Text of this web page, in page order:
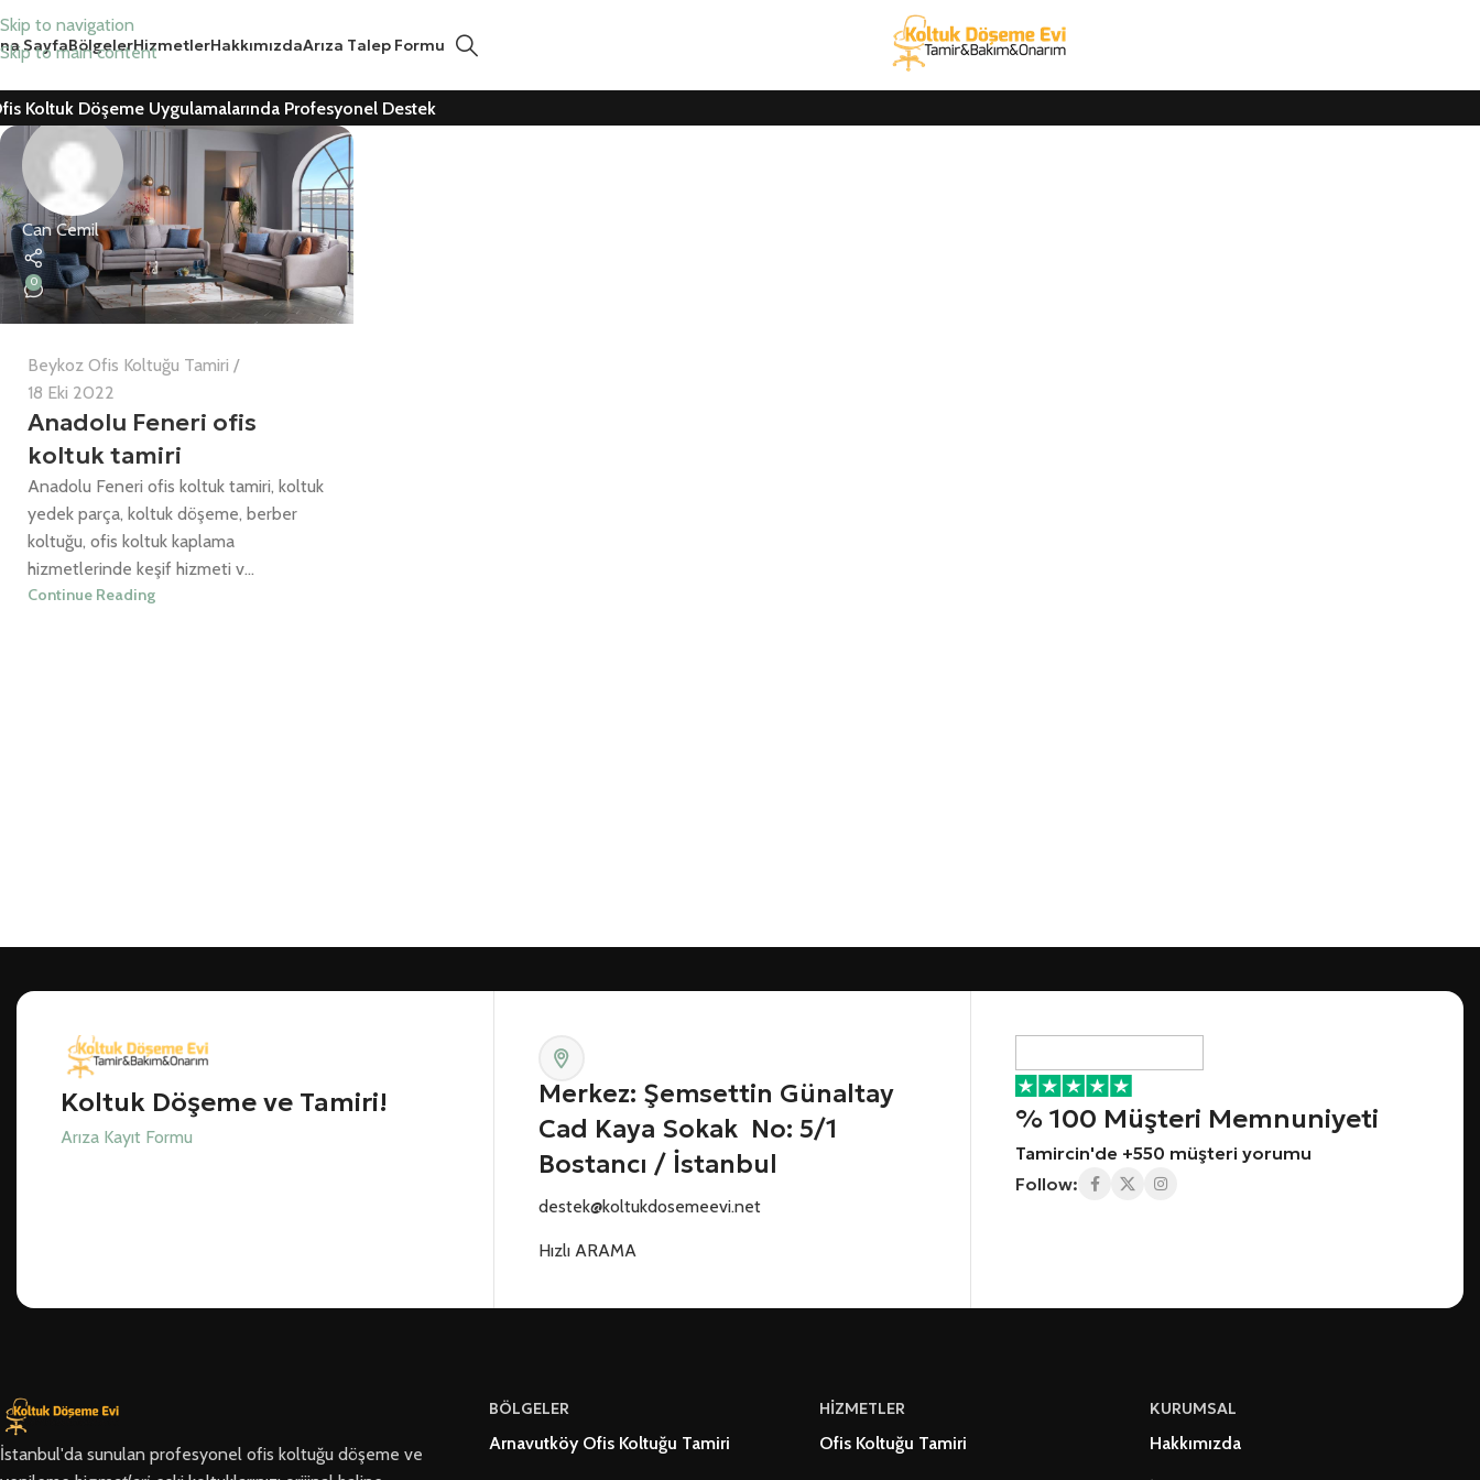
Skip to navigation
Skip to main content
SayfaBölgelerHizmetlerHakkımızdaArıza Talep Formu
Koltuk Döşeme Uygulamalarında Profesyonel Destek
Can Cemil
0
Beykoz Ofis Koltuğu Tamiri
18 Eki 2022
Anadolu Feneri ofis
koltuk tamiri
Anadolu Feneri ofis koltuk tamiri, koltuk
yedek parça, koltuk döşeme, berber
koltuğu, ofis koltuk kaplama
hizmetlerinde keşif hizmeti v...
Continue Reading
Koltuk Döşeme ve Tamiri!
Arıza Kayıt Formu
Merkez: Şemsettin Günaltay
Cad Kaya Sokak No: 5/1
Bostancı / İstanbul
destek@koltukdosemeevi.net
Hızlı ARAMA
% 100 Müşteri Memnuniyeti
Tamircin'de +550 müşteri yorumu
Follow:
İstanbul'da sunulan profesyonel ofis koltuğu döşeme ve
BÖLGELER
Arnavutköy Ofis Koltuğu Tamiri
HİZMETLER
Ofis Koltuğu Tamiri
KURUMSAL
Hakkımızda